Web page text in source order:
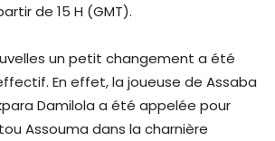
de 15 H (GMT).
un petit changement a été
En effet, la joueuse de Assaba
Damilola a été appelée pour
Assouma dans la charnière